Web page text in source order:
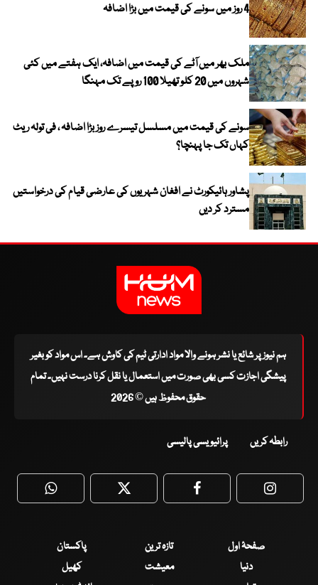
4 روز میں سونے کی قیمت میں بڑا اضافہ
ملک بھر میں آٹے کی قیمت میں اضافہ، ایک ہفتے میں کئی
شہروں میں 20 کلو تھیلا 100 روپے تک مہنگا
سونے کی قیمت میں مسلسل تیسرے روز بڑا اضافہ ، فی تولہ ریٹ
کہاں تک جا پہنچا؟
پشاور ہائیکورٹ نے افغان شہریوں کی عارضی قیام کی درخواستیں
مسترد کر دیں
ہم نیوز پر شائع یا نشر ہونے والا مواد ادارتی ٹیم کی کاوش ہے۔ اس مواد کو بغیر
پیشگی اجازت کسی بھی صورت میں استعمال یا نقل کرنا درست نہیں۔ تمام
حقوق محفوظ ہیں © 2026
رابطہ کریں پرائیویسی پالیسی
WhatsApp Twitter Facebook
صفحۂ اول تازہ ترین
پاکستان
دنیا
معیشت
کھیل